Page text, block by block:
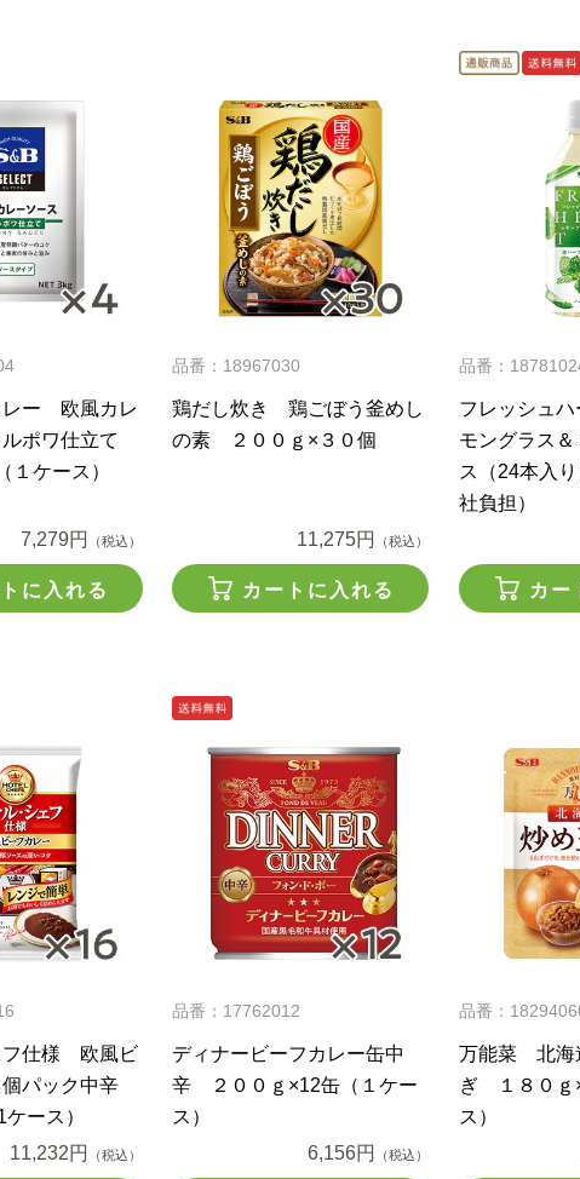
ー 欧風カレ
ポワ仕立て
１ケース）
7,279円 （税込）
に入れる
品番：18967030
鶏だし炊き 鶏ごぼう釜めし
の素 ２００ｇ×３０個
11,275円 （税込）
カートに入れる
品番：
フレッシュ
モングラス
ス（24本入
社負担）
カー
フ仕様 欧風ビ
パック中辛
ース）
11,232円
（税込）
品番：17762012
ディナービーフカレー缶中
辛 ２００ｇ×12缶（１ケー
ス）
6,156円
（税込）
品番：
万能菜 北海
ぎ １８０ｇ
ス）